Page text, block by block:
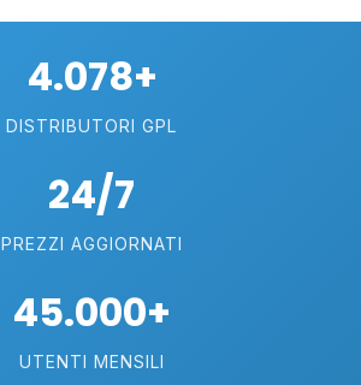
4.078+
DISTRIBUTORI GPL
24/7
PREZZI AGGIORNATI
45.000+
UTENTI MENSILI